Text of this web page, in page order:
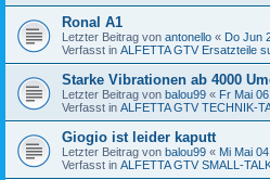
Ronal A1
Letzter Beitrag von antonello « Do Jun
Verfasst in ALFETTA GTV Ersatzteile
Starke Vibrationen ab 4000
Letzter Beitrag von balou99 « Fr Mai
Verfasst in ALFETTA GTV TECHNIK-
Giogio ist leider kaputt
Letzter Beitrag von balou99 « Mi Mai
Verfasst in ALFETTA GTV SMALL-